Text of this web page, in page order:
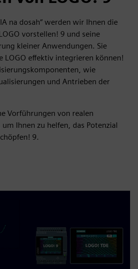
na dosah“ werden wir Ihnen die
vorstellen! 9 und seine
kleiner Anwendungen. Sie
LOGO effektiv integrieren können!
wie
und Antrieben der
Vorführungen von realen
Ihnen zu helfen, das Potenzial
9.